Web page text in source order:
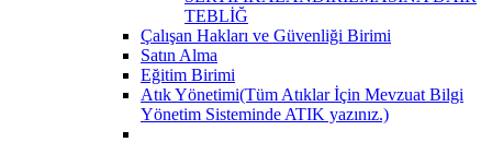
TEBLİĞ
Çalışan Hakları ve Güvenliği Birimi
Satın Alma
Eğitim Birimi
Atık Yönetimi(Tüm Atıklar İçin Mevzuat Bilgi
Yönetim Sisteminde ATIK yazınız.)